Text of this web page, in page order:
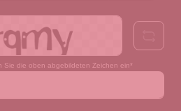
Sie die oben abgebildeten Zeichen ein*